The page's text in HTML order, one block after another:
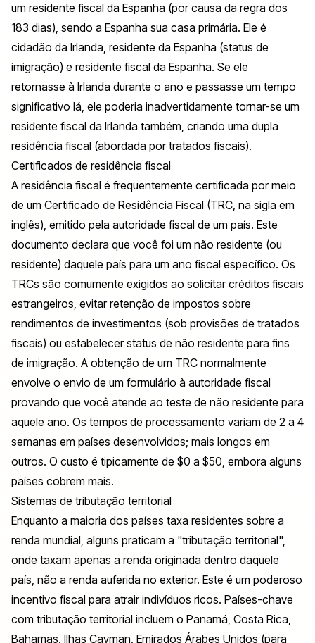
um residente fiscal da Espanha (por causa da regra dos
183 dias), sendo a Espanha sua casa primária. Ele é
cidadão da Irlanda, residente da Espanha (status de
imigração) e residente fiscal da Espanha. Se ele
retornasse à Irlanda durante o ano e passasse um tempo
significativo lá, ele poderia inadvertidamente tornar-se um
residente fiscal da Irlanda também, criando uma dupla
residência fiscal (abordada por tratados fiscais).
Certificados de residência fiscal
A residência fiscal é frequentemente certificada por meio
de um Certificado de Residência Fiscal (TRC, na sigla em
inglês), emitido pela autoridade fiscal de um país. Este
documento declara que você foi um não residente (ou
residente) daquele país para um ano fiscal específico. Os
TRCs são comumente exigidos ao solicitar créditos fiscais
estrangeiros, evitar retenção de impostos sobre
rendimentos de investimentos (sob provisões de tratados
fiscais) ou estabelecer status de não residente para fins
de imigração. A obtenção de um TRC normalmente
envolve o envio de um formulário à autoridade fiscal
provando que você atende ao teste de não residente para
aquele ano. Os tempos de processamento variam de 2 a 4
semanas em países desenvolvidos; mais longos em
outros. O custo é tipicamente de $0 a $50, embora alguns
países cobrem mais.
Sistemas de tributação territorial
Enquanto a maioria dos países taxa residentes sobre a
renda mundial, alguns praticam a "tributação territorial",
onde taxam apenas a renda originada dentro daquele
país, não a renda auferida no exterior. Este é um poderoso
incentivo fiscal para atrair indivíduos ricos. Países-chave
com tributação territorial incluem o Panamá, Costa Rica,
Bahamas, Ilhas Cayman, Emirados Árabes Unidos (para